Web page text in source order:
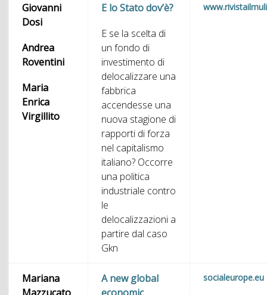
Giovanni
Dosi
Andrea
Roventini
Maria
Enrica
Virgillito
E lo Stato dov’è?
E se la scelta di
un fondo di
investimento di
delocalizzare una
fabbrica
accendesse una
nuova stagione di
rapporti di forza
nel capitalismo
italiano? Occorre
una politica
industriale contro
le
delocalizzazioni a
partire dal caso
Gkn
Mariana
Mazzucato
A new global
economic
socialeurope.eu